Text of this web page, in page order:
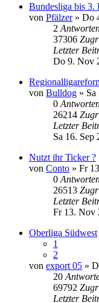
Bundesliga bis 3.
von Pfälzer» Do
2
37306
Letzter
Do 9. Nov
von Bulldog » Sa
0
26214
Letzter
Sa 16. Sep
Nutzt ihr Ticker ?
von Conto » Fr
0
26513
Letzter
Fr 13. Nov
Oberliga Südwest
1
2
von export 05 »
20
69792
Letzter